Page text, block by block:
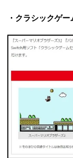
・クラシックゲ